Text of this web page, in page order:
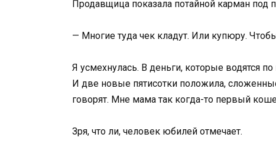
Продавщица показала потайной карман под
— Многие туда чек кладут. Или купюру.
Я усмехнулась. В деньги, которые водятся
И две новые пятисотки положила,
говорят. Мне мама так когда-то первый
Зря, что ли, человек юбилей отмечает.